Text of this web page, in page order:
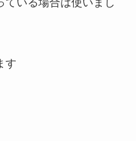
ている場合は使いまし
す